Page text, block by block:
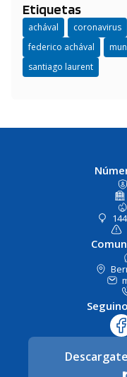
Etiquetas
achával coronavirus
federico achával
santiago laurent